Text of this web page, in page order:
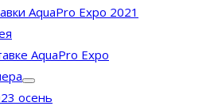
AquaPro Expo 2021
AquaPro Expo
осень